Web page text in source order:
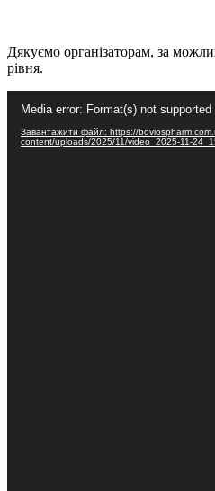
Дякуємо організаторам, за
рівня.
Media error: Format(s) not
Завантажити файл: https://
content/uploads/2025/11/video_2025-11-